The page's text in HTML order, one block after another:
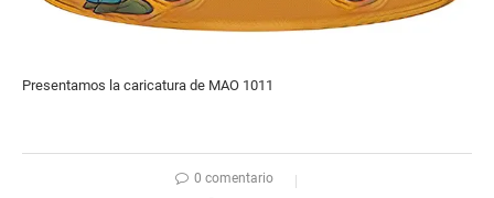
Presentamos la caricatura de MAO 1011
0 comentario